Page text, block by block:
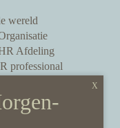
wereld
Afdeling
professional